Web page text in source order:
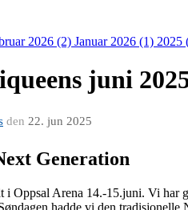
2026 (2) Januar 2026 (1) 2025
juni
den 22. jun 2025
Generation
i Oppsal Arena 14.-15.juni. Vi har
hadde vi den